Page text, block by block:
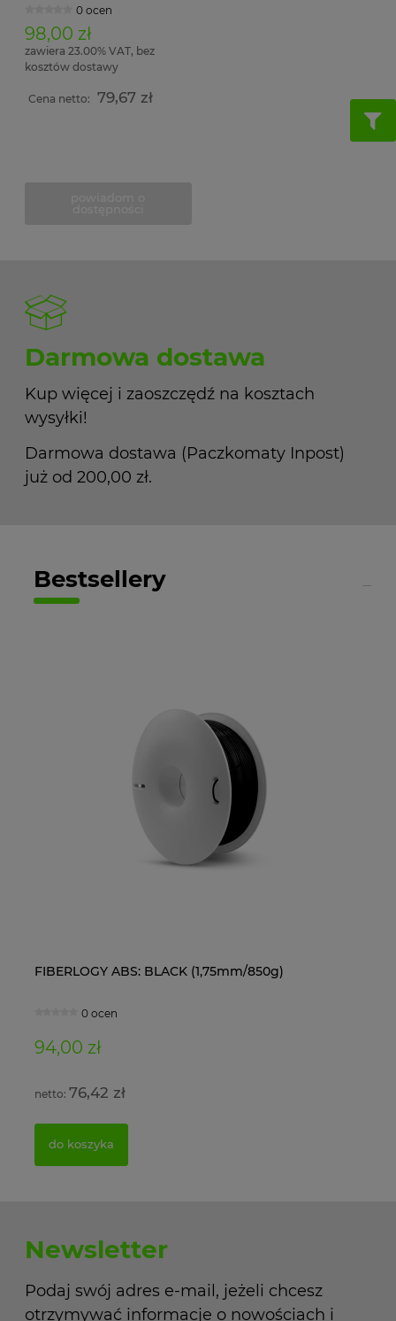
0 ocen
98,00 zł
zawiera 23.00% VAT, bez
kosztów dostawy
Cena netto: 79,67 zł
Darmowa dostawa
Kup więcej i zaoszczędź na kosztach
wysyłki!
Darmowa dostawa (Paczkomaty Inpost)
już od 200,00 zł.
Bestsellery
FIBERLOGY ABS: BLACK (1,75mm/850g)
0 ocen
94,00 zł
76,42 zł
do koszyka
Newsletter
Podaj swój adres e-mail, jeżeli chcesz
otrzymywać informacje o nowościach i